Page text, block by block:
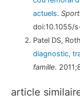
actuels.
doi:10.1055/
Patel DS,
diagnostic,
famille.
article